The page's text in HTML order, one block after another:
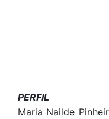
PERFIL
Maria Nailde